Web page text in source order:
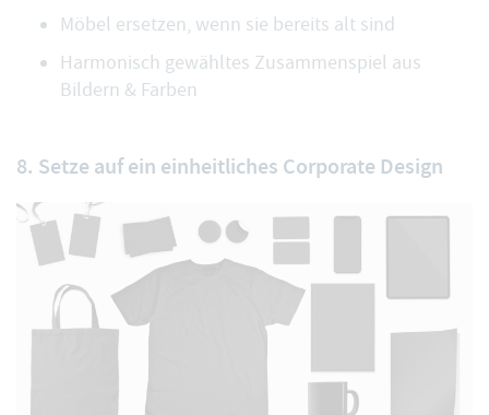
Möbel ersetzen, wenn sie bereits alt sind
Harmonisch gewähltes Zusammenspiel aus
Bildern & Farben
8. Setze auf ein einheitliches Corporate Design